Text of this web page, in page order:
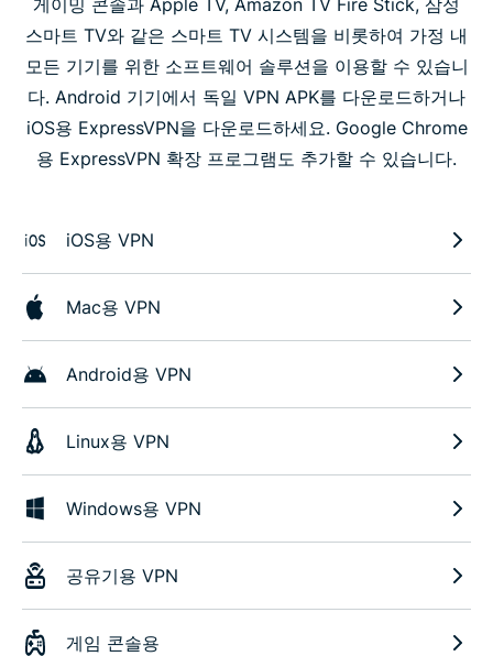
스마트 TV와 같은 스마트 TV 시스템을 비롯하여 가정 내
모든 기기를 위한 소프트웨어 솔루션을 이용할 수 있습니
다. Android 기기에서 독일 VPN APK를 다운로드하거나
iOS용 ExpressVPN을 다운로드하세요. Google Chrome
용 ExpressVPN 확장 프로그램도 추가할 수 있습니다.
iOS용 VPN
Mac용 VPN
Android용 VPN
Linux용 VPN
Windows용 VPN
공유기용 VPN
게임 콘솔용